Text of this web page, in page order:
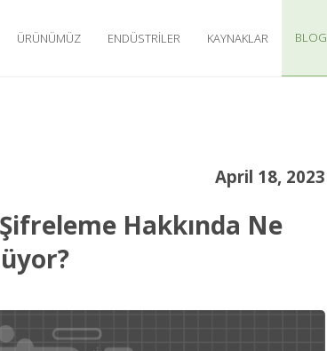
ÜRÜNÜMÜZ ENDÜSTRILER KAYNAKLAR BLOG
April 18, 2023
Hakkında Ne